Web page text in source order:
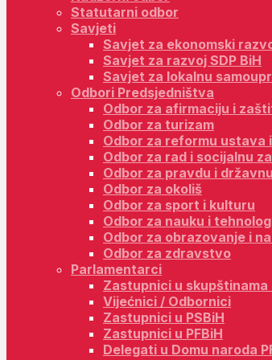
Statutarni odbor
Savjeti
Savjet za ekonomski
Savjet za razvoj SDP BiH
Savjet za lokalnu
Odbori Predsjedništva
Odbor za afirmaciju i
Odbor za turizam
Odbor za reformu ustava
Odbor za rad i socijalnu
Odbor za pravdu i
Odbor za okoliš
Odbor za sport i kulturu
Odbor za nauku i
Odbor za obrazovanje i
Odbor za zdravstvo
Parlamentarci
Zastupnici u skupštinama
Vijećnici / Odbornici
Zastupnici u PSBiH
Zastupnici u PFBiH
Delegati u Domu naroda